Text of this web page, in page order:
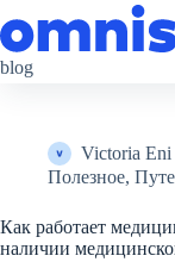
к
сути
blog
Victoria Eni
Полезное,
Как работает
наличии